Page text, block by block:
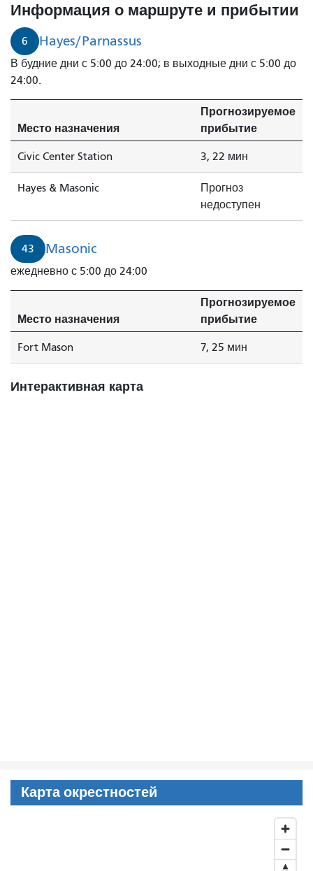
прибудет
через
3
минуты.
Информация о маршруте и прибытии
6 Hayes/Parnassus
В будние дни с 5:00 до 24:00; в выходные дни с 5:00 до
24:00.
Место назначения
Прогнозируемое
прибытие
Civic Center Station 3, 22 мин
Hayes & Masonic
Прогноз
недоступен
43 Masonic
ежедневно с 5:00 до 24:00
Место назначения
Прогнозируемое
прибытие
Fort Mason 7, 25 мин
Интерактивная карта
Карта окрестностей